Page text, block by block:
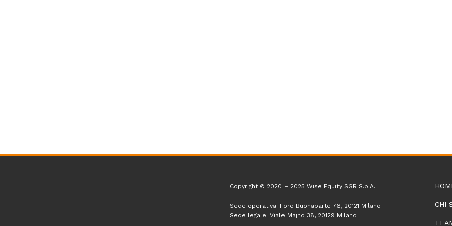
Copyright © 2020 – 2025 Wise Equity SGR S.p.A.
Sede operativa: Foro Buonaparte 76, 20121 Milano
Sede legale: Viale Majno 38, 20129 Milano
CHI